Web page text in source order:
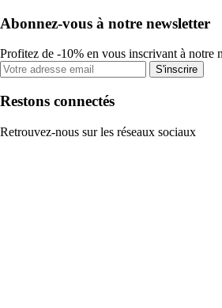
Abonnez-vous à notre newsletter
Profitez de -10% en vous inscrivant à notre
S'inscrire
Restons connectés
Retrouvez-nous sur les réseaux sociaux